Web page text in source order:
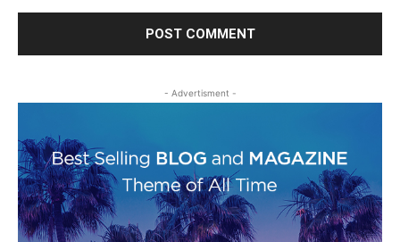
- Advertisment -